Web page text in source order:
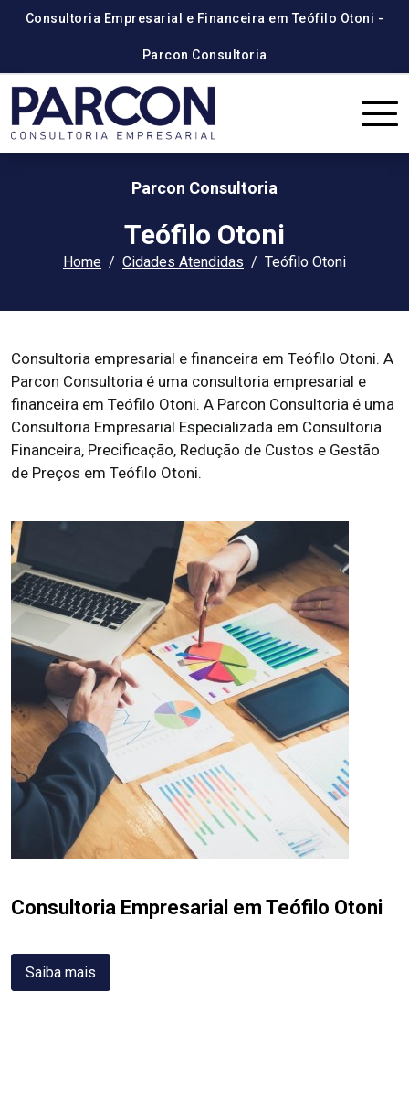
Consultoria Empresarial e Financeira em Teófilo Otoni -
Parcon Consultoria
Parcon Consultoria
Teófilo Otoni
Home Cidades Atendidas Teófilo Otoni
Consultoria empresarial e financeira em Teófilo Otoni. A
Parcon Consultoria é uma consultoria empresarial e
financeira em Teófilo Otoni. A Parcon Consultoria é uma
Consultoria Empresarial Especializada em Consultoria
Financeira, Precificação, Redução de Custos e Gestão
de Preços em Teófilo Otoni.
Consultoria Empresarial em Teófilo Otoni
Saiba mais